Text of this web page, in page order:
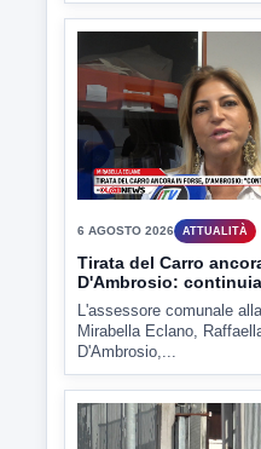
6 AGOSTO 2026 ATTUALITÀ
Miasmi, Comitati dal
lasciateci soli
Comitati dal Prefetto
rendere noto il flash...
Tirata del Carro
D'Ambrosio: